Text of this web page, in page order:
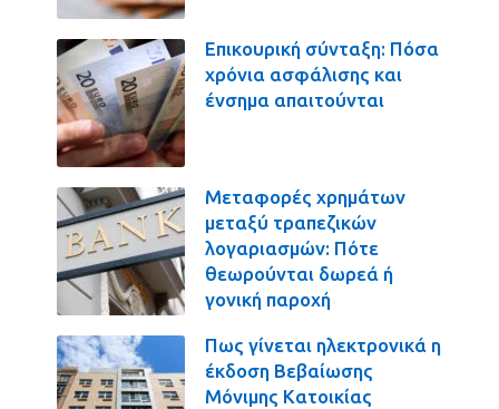
Επικουρική σύνταξη: Πόσα
χρόνια ασφάλισης και
ένσημα απαιτούνται
Μεταφορές χρημάτων
μεταξύ τραπεζικών
λογαριασμών: Πότε
θεωρούνται δωρεά ή
γονική παροχή
Πως γίνεται ηλεκτρονικά η
έκδοση Βεβαίωσης
Μόνιμης Κατοικίας